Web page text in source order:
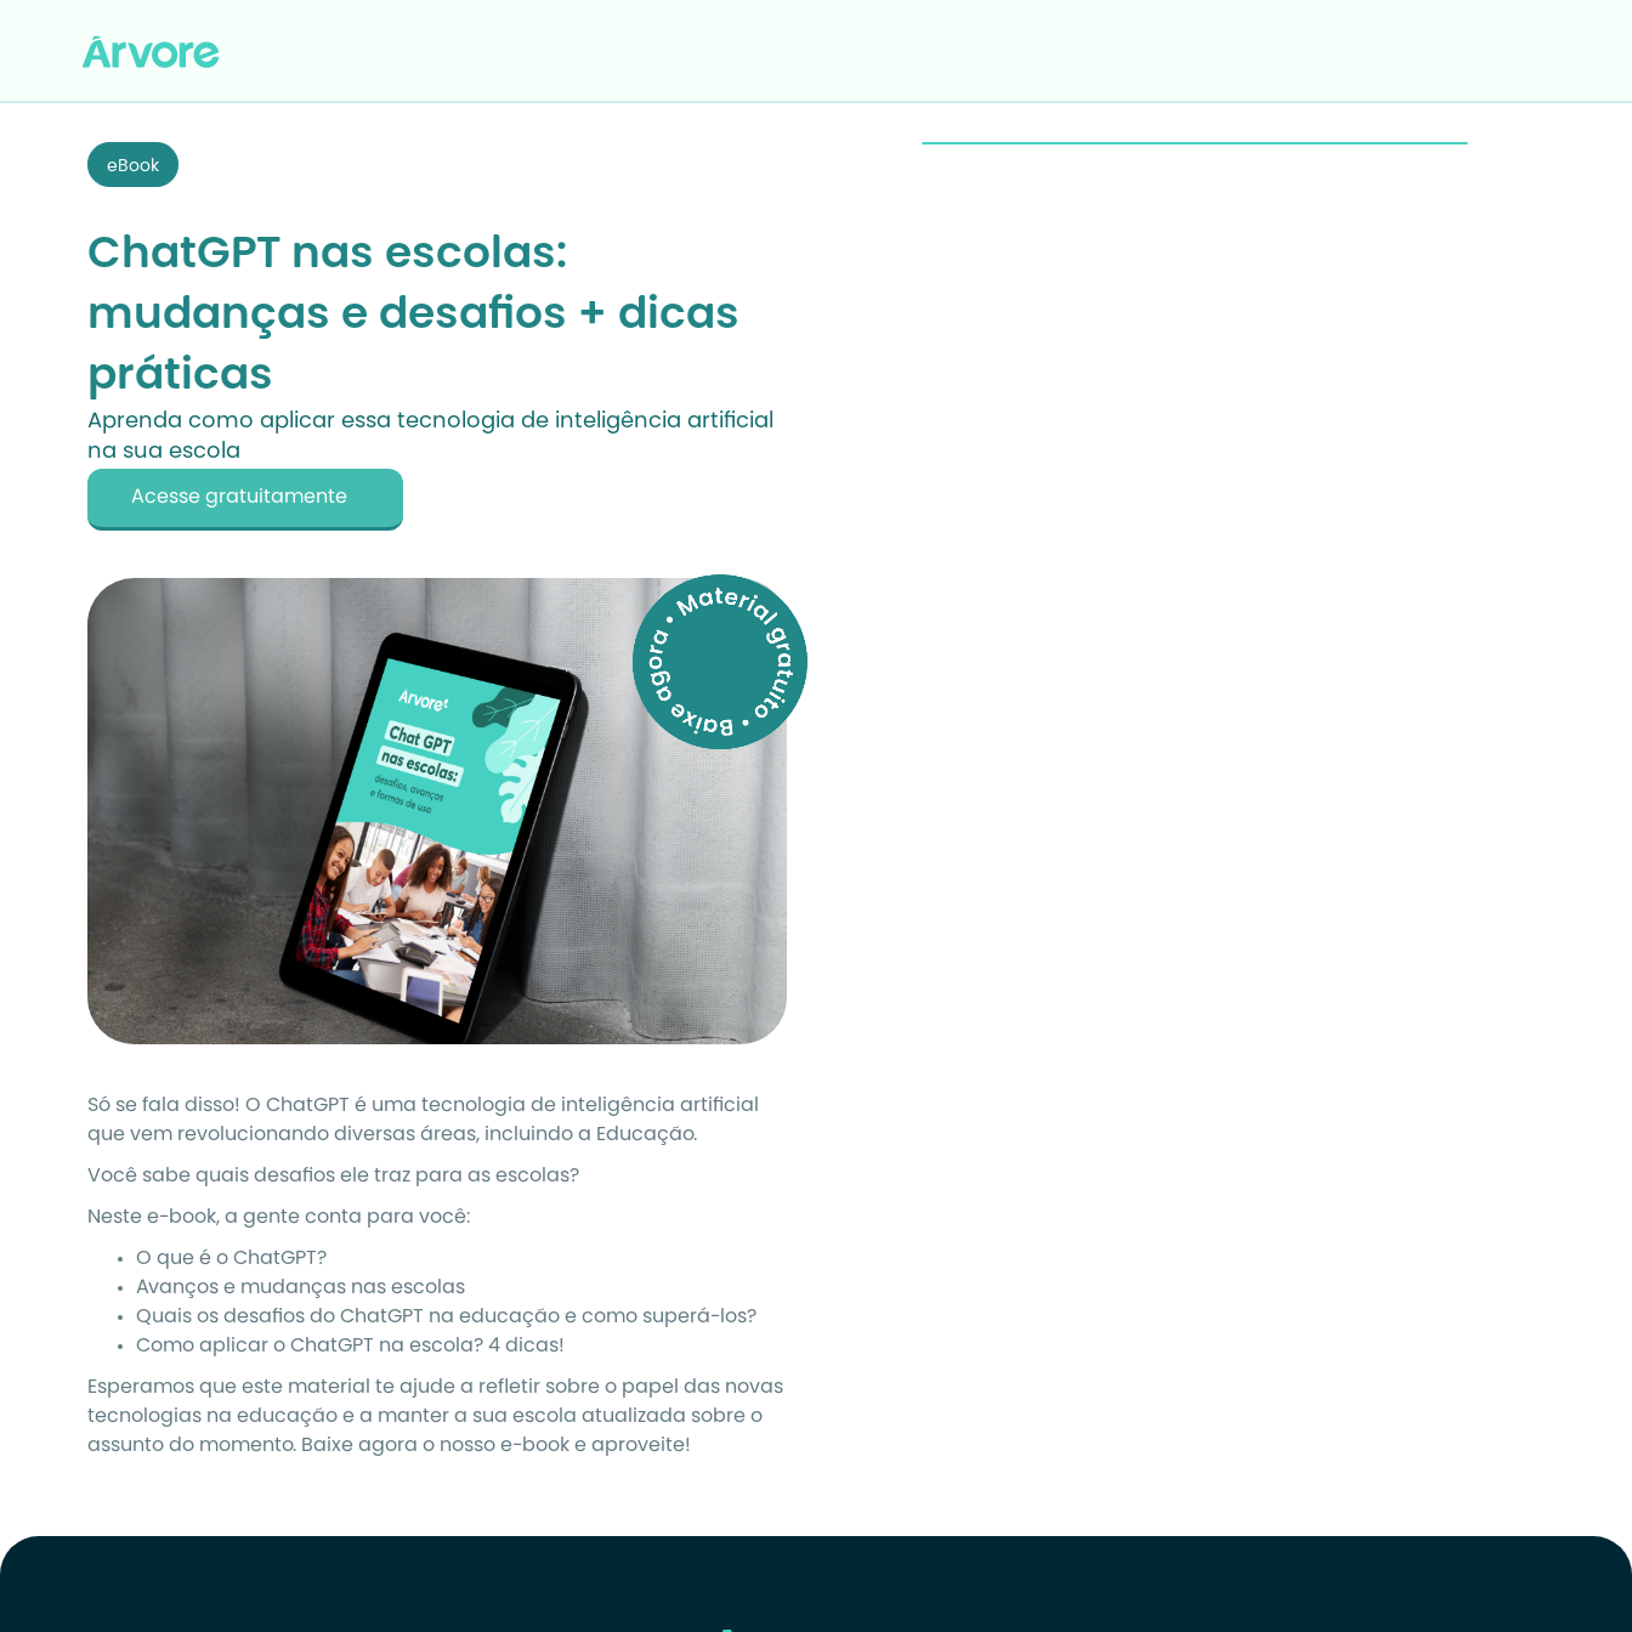
eBook
ChatGPT nas escolas:
mudanças e desafios + dicas
práticas
Aprenda como aplicar essa tecnologia de inteligência artificial
na sua escola
Acesse gratuitamente
Só se fala disso! O ChatGPT é uma tecnologia de inteligência artificial
que vem revolucionando diversas áreas, incluindo a Educação.
Você sabe quais desafios ele traz para as escolas?
Neste e-book, a gente conta para você:
O que é o ChatGPT?
Avanços e mudanças nas escolas
Quais os desafios do ChatGPT na educação e como superá-los?
Como aplicar o ChatGPT na escola? 4 dicas!
Esperamos que este material te ajude a refletir sobre o papel das novas
tecnologias na educação e a manter a sua escola atualizada sobre o
assunto do momento. Baixe agora o nosso e-book e aproveite!